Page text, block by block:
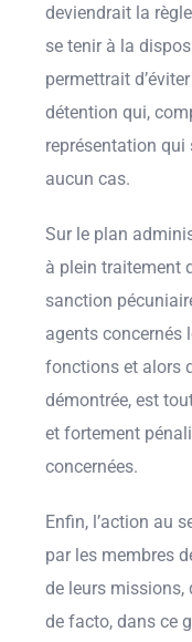
deviendrait la
se tenir à la
permettrait
détention qui,
représentation qui
aucun cas.
Sur le plan
à plein traitement
sanction
agents concernés
fonctions et alors
démontrée, est
et fortement
concernées.
Enfin, l’action au
par les membres
de leurs missions,
de facto, dans ce